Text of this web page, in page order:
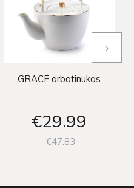
GRACE arbatinukas
€29 99
€4783
›